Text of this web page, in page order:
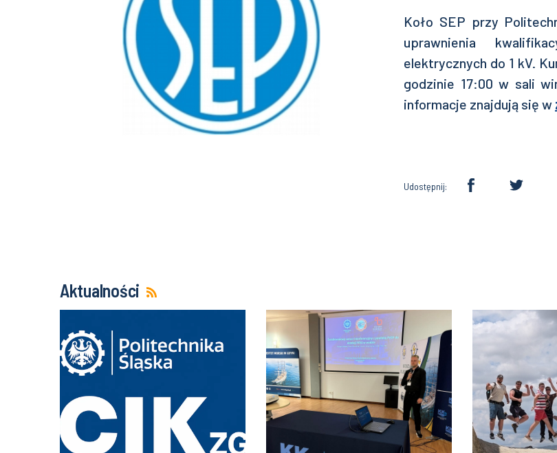
Koło SEP przy
uprawnienia
elektrycznych do 1 kV.
godzinie 17:00 w sali
informacje znajdują się w
Udostępnij:
Aktualności